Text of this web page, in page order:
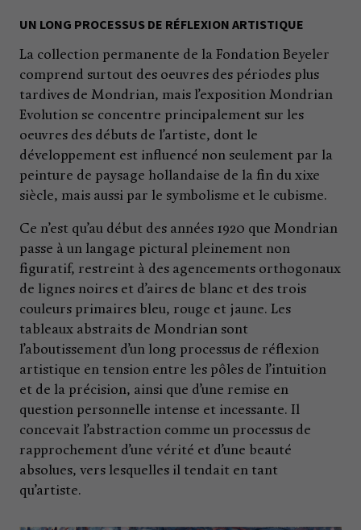
UN LONG PROCESSUS DE RÉFLEXION ARTISTIQUE
La collection permanente de la Fondation Beyeler
comprend surtout des oeuvres des périodes plus
tardives de Mondrian, mais l’exposition Mondrian
Evolution se concentre principalement sur les
oeuvres des débuts de l’artiste, dont le
développement est influencé non seulement par la
peinture de paysage hollandaise de la fin du xixe
siècle, mais aussi par le symbolisme et le cubisme.
Ce n’est qu’au début des années 1920 que Mondrian
passe à un langage pictural pleinement non
figuratif, restreint à des agencements orthogonaux
de lignes noires et d’aires de blanc et des trois
couleurs primaires bleu, rouge et jaune. Les
tableaux abstraits de Mondrian sont
l’aboutissement d’un long processus de réflexion
artistique en tension entre les pôles de l’intuition
et de la précision, ainsi que d’une remise en
question personnelle intense et incessante. Il
concevait l’abstraction comme un processus de
rapprochement d’une vérité et d’une beauté
absolues, vers lesquelles il tendait en tant
qu’artiste.